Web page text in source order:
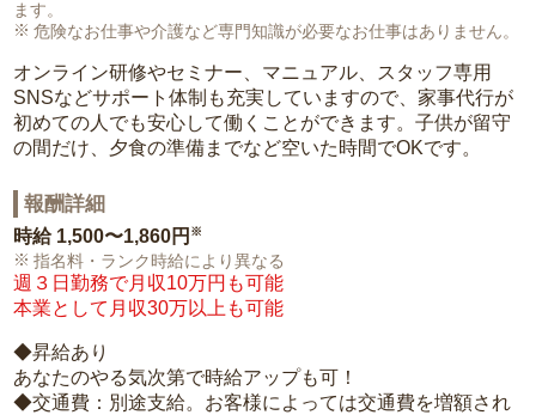
ます。
危険なお仕事や介護など専門知識が必要なお仕事はありません。
オンライン研修やセミナー、マニュアル、スタッフ専用
SNSなどサポート体制も充実していますので、家事代行が
初めての人でも安心して働くことができます。子供が留守
の間だけ、夕食の準備までなど空いた時間でOKです。
報酬詳細
時給 1,500〜1,860円 ※
指名料・ランク時給により異なる
週３日勤務で月収10万円も可能
本業として月収30万以上も可能
◆昇給あり
あなたのやる気次第で時給アップも可！
◆交通費：別途支給。お客様によっては交通費を増額され